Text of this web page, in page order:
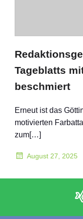
Tageblatts
beschmiert
Erneut ist das
motivierten
zum[…]
August 27, 2025